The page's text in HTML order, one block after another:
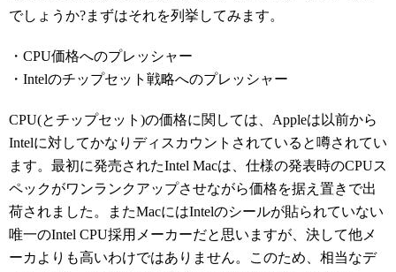
でしょうか?まずはそれを列挙してみます。
・CPU価格へのプレッシャー
・Intelのチップセット戦略へのプレッシャー
CPU(とチップセット)の価格に関しては、Appleは以前から
Intelに対してかなりディスカウントされていると噂されてい
ます。最初に発売されたIntel Macは、仕様の発表時のCPUス
ペックがワンランクアップさせながら価格を据え置きで出
荷されました。またMacにはIntelのシールが貼られていない
唯一のIntel CPU採用メーカーだと思いますが、決して他メ
ーカよりも高いわけではありません。このため、相当なデ